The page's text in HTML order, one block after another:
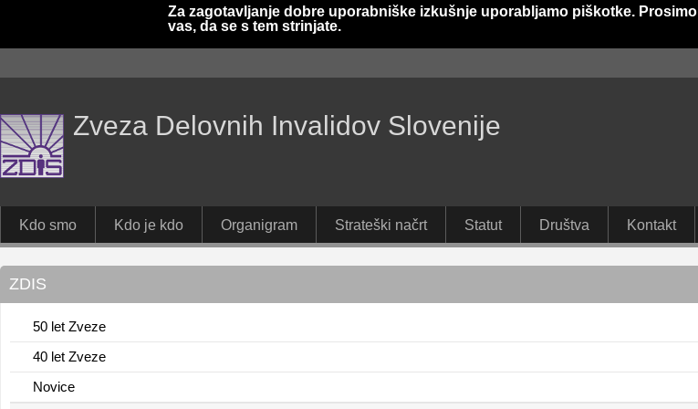
Za zagotavljanje dobre uporabniške izkušnje uporabljamo piškotke. Prosimo
vas, da se s tem strinjate.
Zveza Delovnih Invalidov Slovenije
Kdo smo Kdo je kdo Organigram Strateški načrt Statut Društva Kontakt
ZDIS
50 let Zveze
40 let Zveze
Novice